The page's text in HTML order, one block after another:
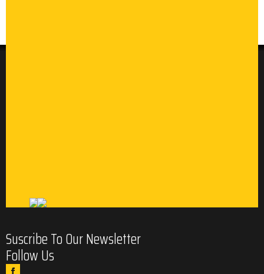
Suscribe To Our Newsletter
Follow Us